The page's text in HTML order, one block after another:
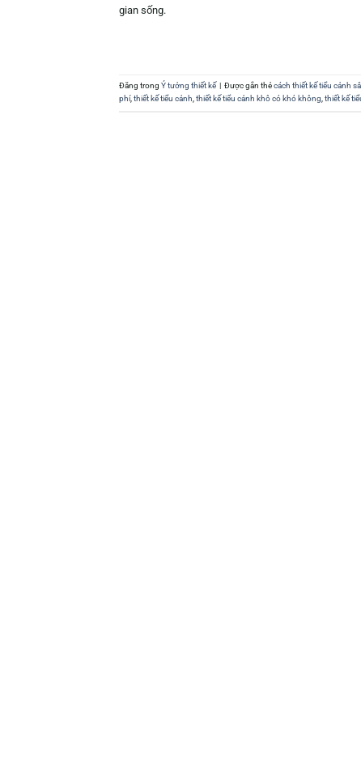
gian sống.
Đăng trong Ý tưởng thiết kế | Được gắn thẻcách thiết kế tiểu cảnh
phí,thiết kế tiểu cảnh,thiết kế tiểu cảnh khô có khó không,thiết kế